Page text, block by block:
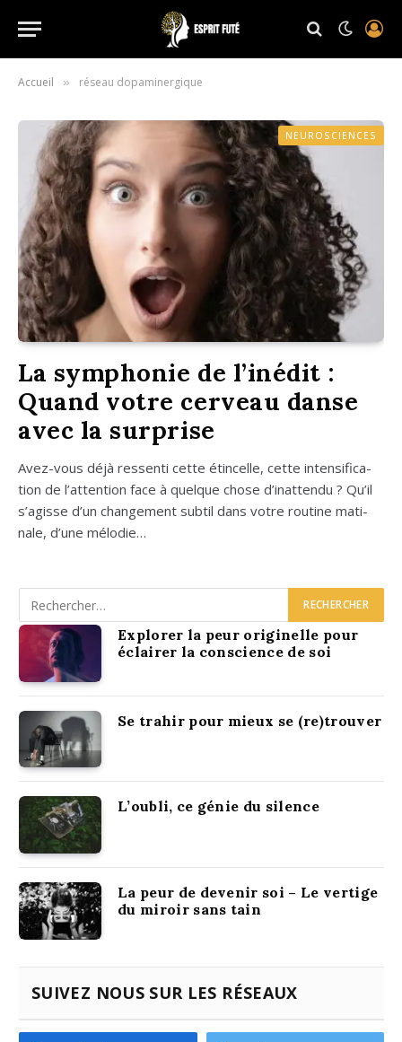
Accueil » réseau dopaminergique
NEUROSCIENCES
La symphonie de l’inédit :
Quand votre cerveau danse
avec la surprise
Avez-vous déjà res­sen­ti cette étin­celle, cette inten­si­fi­ca­
tion de l’attention face à quelque chose d’inattendu ? Qu’il
s’agisse d’un chan­ge­ment sub­til dans votre rou­tine mati­
nale, d’une mélo­die…
Explorer la peur originelle pour
éclairer la conscience de soi
Se trahir pour mieux se (re)trouver
L’oubli, ce génie du silence
La peur de devenir soi – Le vertige
du miroir sans tain
SUIVEZ NOUS SUR LES RÉSEAUX